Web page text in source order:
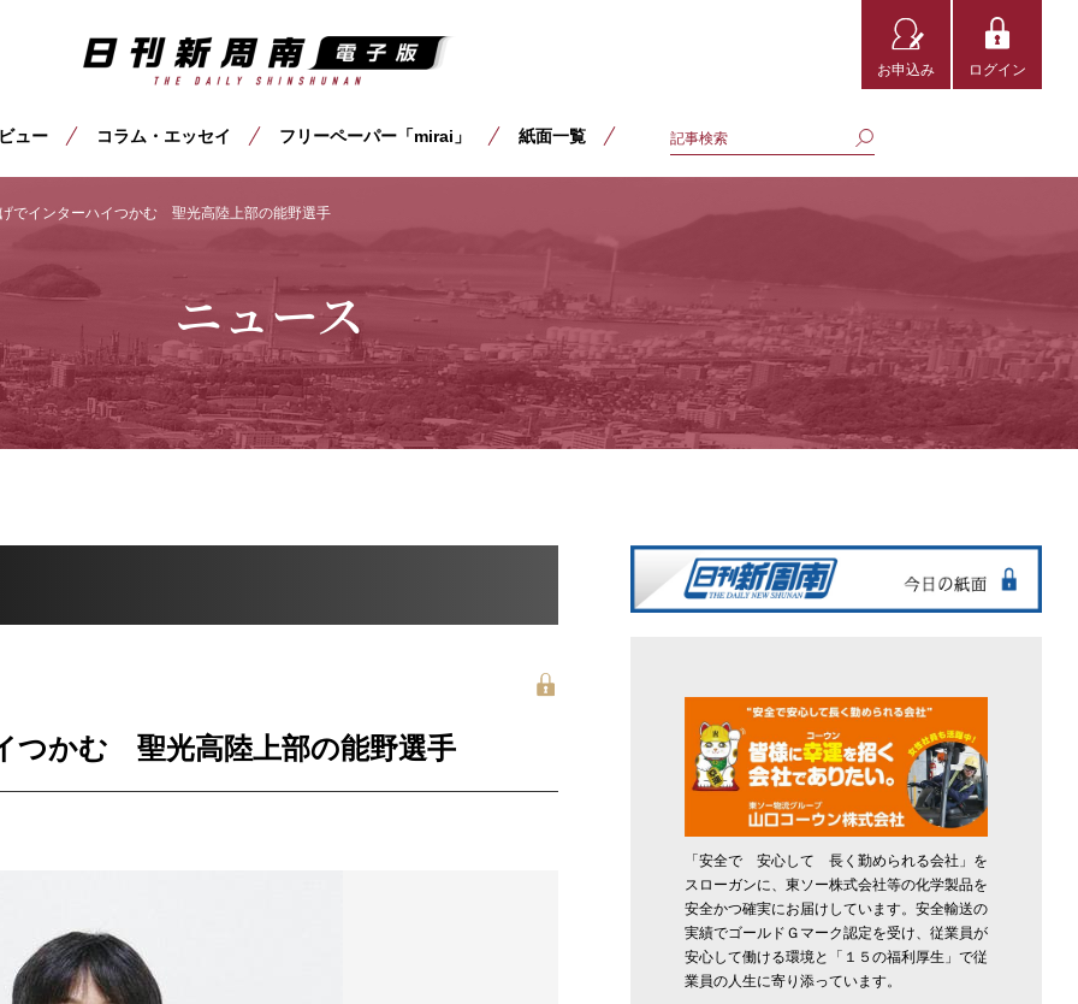
お申込み ログイン
ュー コラム・エッセイ フリーペーパー「mirai」 紙面一覧
でインターハイつかむ 聖光高陸上部の能野選手
ニュース
つかむ 聖光高陸上部の能野選手
「安全で 安心して 長く勤められる会社」を
スローガンに、東ソー株式会社等の化学製品を
安全かつ確実にお届けしています。安全輸送の
実績でゴールドＧマーク認定を受け、従業員が
安心して働ける環境と「１５の福利厚生」で従
業員の人生に寄り添っています。